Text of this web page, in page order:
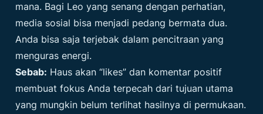
mana. Bagi Leo yang senang dengan perhatian,
media sosial bisa menjadi pedang bermata dua.
Anda bisa saja terjebak dalam pencitraan yang
menguras energi.
Sebab: Haus akan “likes” dan komentar positif
membuat fokus Anda terpecah dari tujuan utama
yang mungkin belum terlihat hasilnya di permukaan.